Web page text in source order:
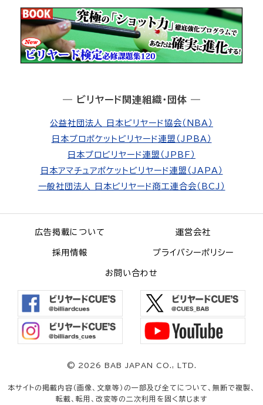
― ビリヤード関連組織・団体 ―
公益社団法人 日本ビリヤード協会（NBA）
日本プロポケットビリヤード連盟（JPBA）
日本プロビリヤード連盟（JPBF）
日本アマチュアポケットビリヤード連盟（JAPA）
一般社団法人 日本ビリヤード商工連合会（BCJ）
広告掲載について 運営会社
採用情報 プライバシーポリシー
お問い合わせ
© 2026 BAB JAPAN CO., LTD.
本サイトの掲載内容（画像、文章等）の一部及び全てについて、無断で複製、
転載、転用、改変等の二次利用を固く禁じます